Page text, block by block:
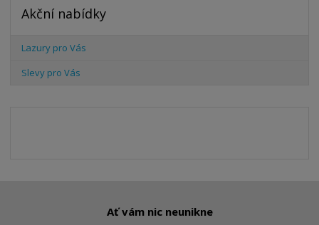
Akční nabídky
Lazury pro Vás
Slevy pro Vás
Ať vám nic neunikne